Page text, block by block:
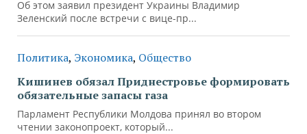
Об этом заявил президент Украины Владимир
Зеленский после встречи с вице-пр...
Политика, Экономика, Общество
Кишинев обязал Приднестровье формировать
обязательные запасы газа
Парламент Республики Молдова принял во втором
чтении законопроект, который...